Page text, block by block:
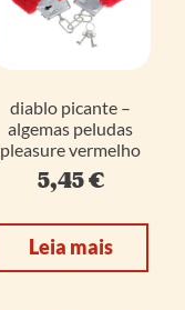
diablo picante –
algemas peludas
pleasure vermelho
5,45€
Leia mais